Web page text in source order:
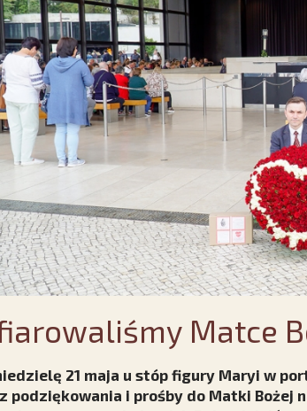
Matce
21 maja u stóp figury Maryi w
podziękowania i prośby do Matki Bożej